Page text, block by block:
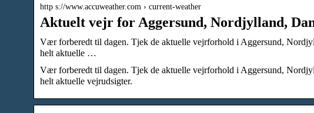
http s://www.accuweather.com › current-weather
Aktuelt vejr for Aggersund, Nordjylland,
Vær forberedt til dagen. Tjek de aktuelle vejrforhold i Aggersund,
helt aktuelle …
Vær forberedt til dagen. Tjek de aktuelle vejrforhold i Aggersund,
helt aktuelle vejrudsigter.